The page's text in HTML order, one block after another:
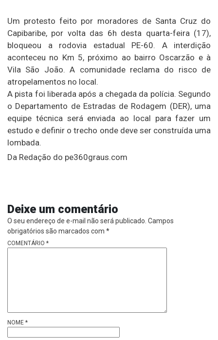
Um protesto feito por moradores de Santa Cruz do
Capibaribe, por volta das 6h desta quarta-feira (17),
bloqueou a rodovia estadual PE-60. A interdição
aconteceu no Km 5, próximo ao bairro Oscarzão e à
Vila São João. A comunidade reclama do risco de
atropelamentos no local.
A pista foi liberada após a chegada da polícia. Segundo
o Departamento de Estradas de Rodagem (DER), uma
equipe técnica será enviada ao local para fazer um
estudo e definir o trecho onde deve ser construída uma
lombada.
Da Redação do pe360graus.com
Deixe um comentário
O seu endereço de e-mail não será publicado. Campos
obrigatórios são marcados com *
COMENTÁRIO *
NOME *